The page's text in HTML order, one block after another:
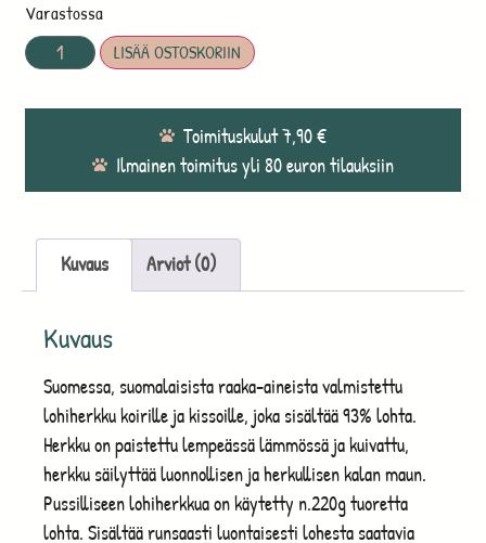
Varastossa
LISÄÄ OSTOSKORIIN
Toimituskulut 7,90 €
Ilmainen toimitus yli 80 euron tilauksiin
Kuvaus Arviot (0)
Kuvaus
Suomessa, suomalaisista raaka-aineista valmistettu
lohiherkku koirille ja kissoille, joka sisältää 93% lohta.
Herkku on paistettu lempeässä lämmössä ja kuivattu,
herkku säilyttää luonnollisen ja herkullisen kalan maun.
Pussilliseen lohiherkkua on käytetty n.220g tuoretta
lohta. Sisältää runsaasti luontaisesti lohesta saatavia